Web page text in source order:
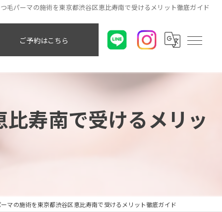
毛パーマの施術を東京都渋谷区恵比寿南で受けるメリット徹底ガイド
ご予約はこちら
寿南で受けるメリッ
マの施術を東京都渋谷区恵比寿南で受けるメリット徹底ガイド